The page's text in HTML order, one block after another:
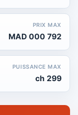
PRIX MAX
792 000 MAD
PUISSANCE MAX
299 ch